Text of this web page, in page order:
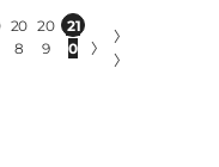
20
8
20
9
21
0
〉
〉
〉